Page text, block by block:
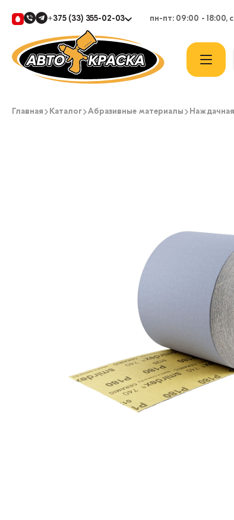
+375 (33) 355-02-03 пн-пт: 09:00 - 18:00,
Главная Каталог Абразивные материалы